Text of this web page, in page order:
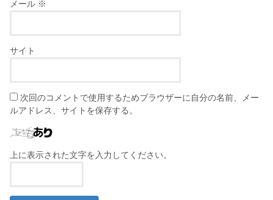
メール ※
サイト
次回のコメントで使用するためブラウザーに自分の名前、メー
ルアドレス、サイトを保存する。
上に表示された文字を入力してください。